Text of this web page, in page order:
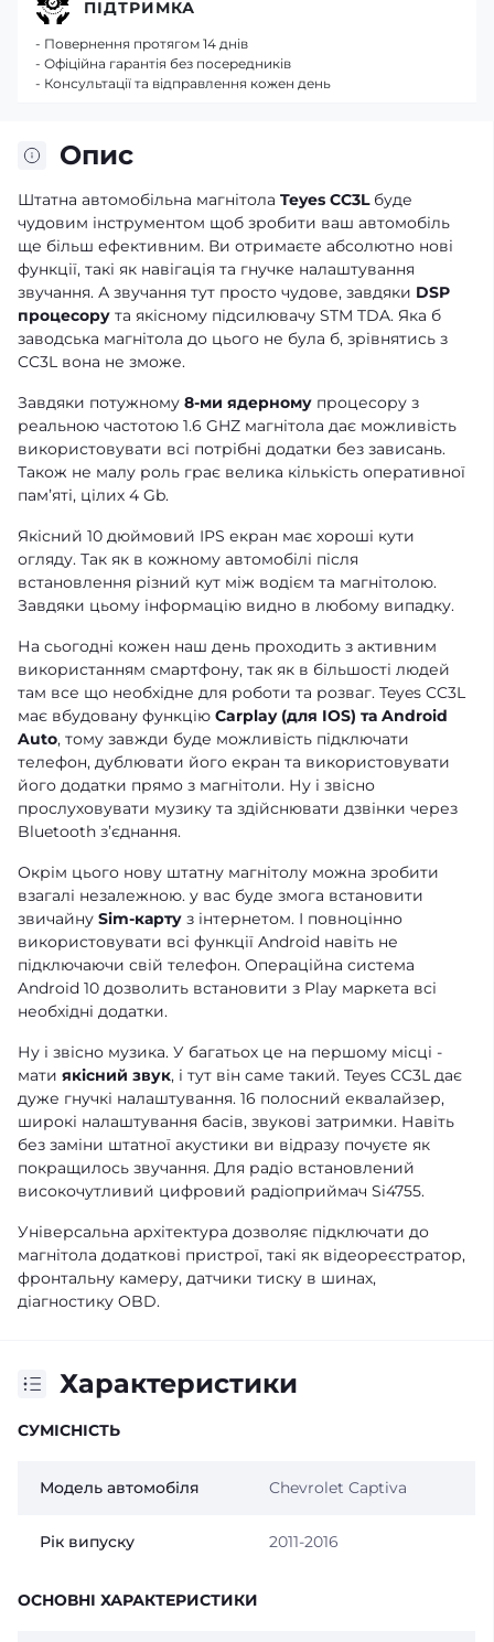
Опис
Штатна автомобільна магнітола Teyes CC3Lбуде
чудовим інструментом щоб зробити ваш автомобіль
ще більш ефективним. Ви отримаєте абсолютно нові
функції, такі як навігація та гнучке налаштування
звучання. А звучання тут просто чудове, завдяки DSP
процесору та якісному підсилювачу STM TDA. Яка б
заводська магнітола до цього не була б, зрівнятись з
CC3L вона не зможе.
Завдяки потужному 8-ми ядерному процесору з
реальною частотою 1.6 GHZ магнітола дає можливість
використовувати всі потрібні додатки без зависань.
Також не малу роль грає велика кількість оперативної
памʼяті, цілих 4 Gb.
Якісний 10 дюймовий IPS екран має хороші кути
огляду. Так як в кожному автомобілі після
встановлення різний кут між водієм та магнітолою.
Завдяки цьому інформацію видно в любому випадку.
На сьогодні кожен наш день проходить з активним
використанням смартфону, так як в більшості людей
там все що необхідне для роботи та розваг. Teyes CC3L
має вбудовану функцію Carplay (для IOS) та Android
Auto, тому завжди буде можливість підключати
телефон, дублювати його екран та використовувати
його додатки прямо з магнітоли. Ну і звісно
прослуховувати музику та здійснювати дзвінки через
Bluetooth зʼєднання.
Окрім цього нову штатну магнітолу можна зробити
взагалі незалежною. у вас буде змога встановити
звичайну Sim-карту з інтернетом. І повноцінно
використовувати всі функції Android навіть не
підключаючи свій телефон. Операційна система
Android 10 дозволить встановити з Play маркета всі
необхідні додатки.
Ну і звісно музика. У багатьох це на першому місці -
мати якісний звук, і тут він саме такий. Teyes CC3L дає
дуже гнучкі налаштування. 16 полосний еквалайзер,
широкі налаштування басів, звукові затримки. Навіть
без заміни штатної акустики ви відразу почуєте як
покращилось звучання. Для радіо встановлений
високочутливий цифровий радіоприймач Si4755.
Універсальна архітектура дозволяє підключати до
магнітола додаткові пристрої, такі як відеореєстратор,
фронтальну камеру, датчики тиску в шинах,
діагностику OBD.
Характеристики
СУМІСНІСТЬ
Модель автомобіля Chevrolet Captiva
Рік випуску 2011-2016
ОСНОВНІ ХАРАКТЕРИСТИКИ
ПІДТРИМКА
- Повернення протягом 14 днів
- Офіційна гарантія без посередників
- Консультації та відправлення кожен день